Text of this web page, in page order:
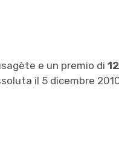
e un premio di
il 5 dicembre